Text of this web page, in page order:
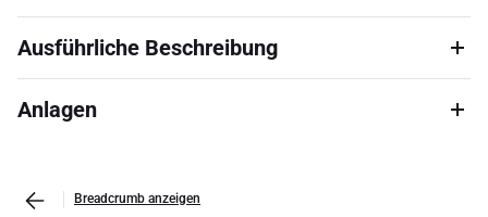
Ausführliche Beschreibung
Anlagen
Breadcrumb anzeigen